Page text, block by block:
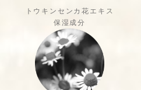
トウキンセンカ花エキス
保湿成分